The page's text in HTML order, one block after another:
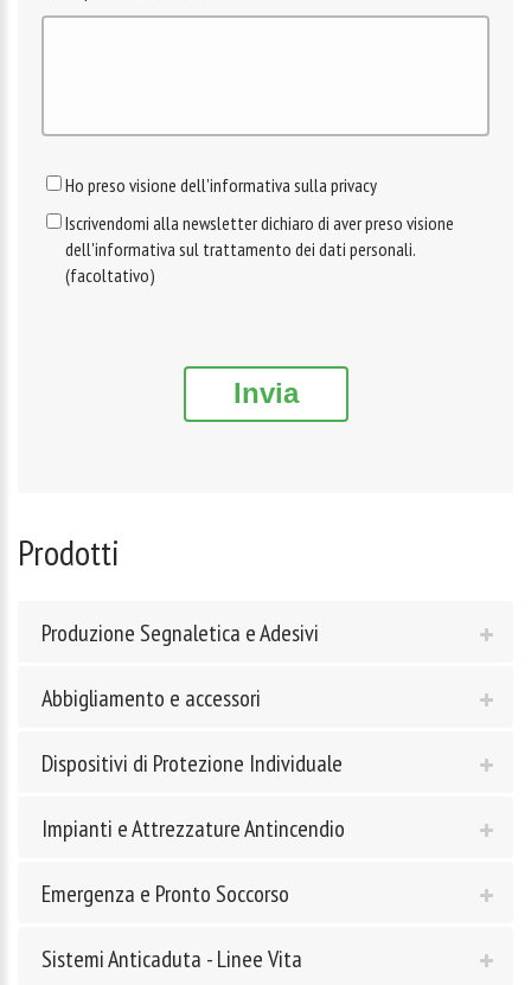
Ho preso visione dell'informativa sulla privacy
Iscrivendomi alla newsletter dichiaro di aver preso visione
dell'informativa sul trattamento dei dati personali.
(facoltativo)
Invia
Prodotti
Produzione Segnaletica e Adesivi
Abbigliamento e accessori
Dispositivi di Protezione Individuale
Impianti e Attrezzature Antincendio
Emergenza e Pronto Soccorso
Sistemi Anticaduta - Linee Vita